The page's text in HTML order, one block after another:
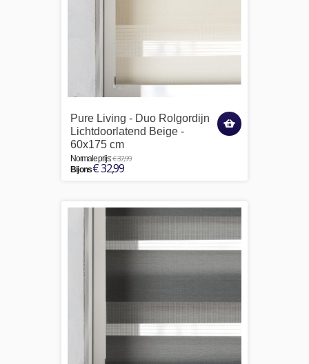
Pure Living - Duo Rolgordijn
Lichtdoorlatend Beige -
60x175 cm
Normale prijs:€ 37,99
Bij ons€ 32,99